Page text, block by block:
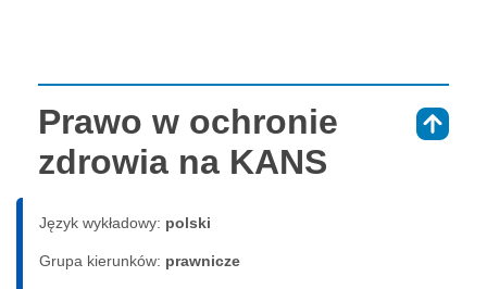
Prawo w ochronie
zdrowia na KANS
Język wykładowy: polski
Grupa kierunków: prawnicze